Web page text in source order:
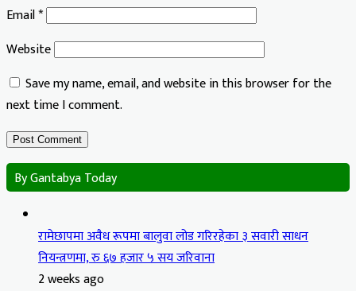
Email*
Website
Save my name, email, and website in this browser for the
next time I comment.
By Gantabya Today
रामेछापमा अवैध रूपमा बालुवा लोड गरिरहेका ३ सवारी साधन
नियन्त्रणमा, रु ६७ हजार ५ सय जरिवाना
2 weeks ago